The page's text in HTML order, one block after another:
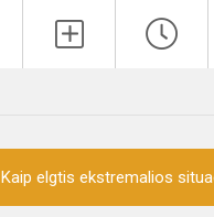
Kaip elgtis ekstremalios